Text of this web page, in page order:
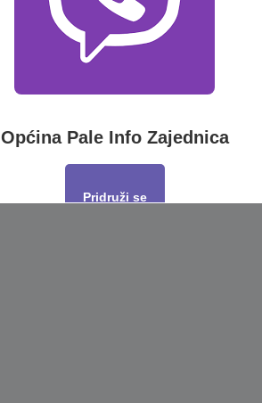
Općina Pale Info Zajednica
Pridruži se